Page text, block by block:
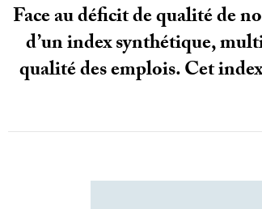
Face au déficit de qualité de
d’un index synthétique,
qualité des emplois. Cet